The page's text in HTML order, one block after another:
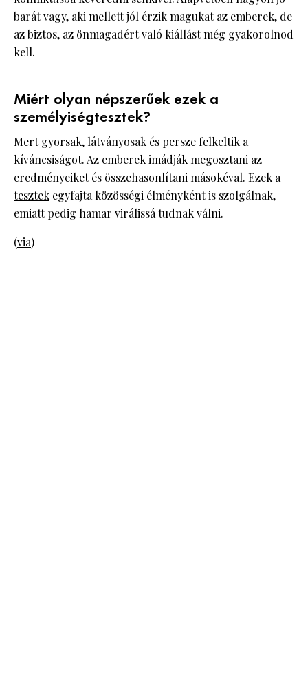
barát vagy, aki mellett jól érzik magukat az emberek, de
az biztos, az önmagadért való kiállást még gyakorolnod
kell.
Miért olyan népszerűek ezek a
személyiségtesztek?
Mert gyorsak, látványosak és persze felkeltik a
kíváncsiságot. Az emberek imádják megosztani az
eredményeiket és összehasonlítani másokéval. Ezek a
tesztek egyfajta közösségi élményként is szolgálnak,
emiatt pedig hamar virálissá tudnak válni.
(via)